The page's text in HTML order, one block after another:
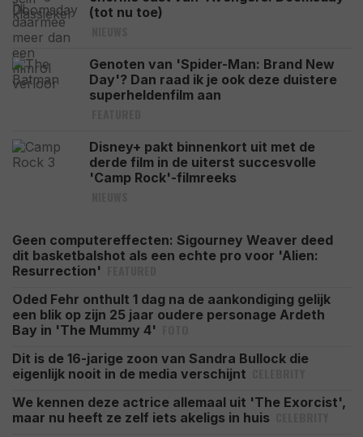
(tot nu toe)
Genoten van 'Spider-Man: Brand New
Day'? Dan raad ik je ook deze duistere
superheldenfilm aan
Disney+ pakt binnenkort uit met de
derde film in de uiterst succesvolle
'Camp Rock'-filmreeks
Geen computereffecten: Sigourney Weaver deed
dit basketbalshot als een echte pro voor 'Alien:
Resurrection'
Oded Fehr onthult 1 dag na de aankondiging gelijk
een blik op zijn 25 jaar oudere personage Ardeth
Bay in 'The Mummy 4'
Dit is de 16-jarige zoon van Sandra Bullock die
eigenlijk nooit in de media verschijnt
We kennen deze actrice allemaal uit 'The Exorcist',
maar nu heeft ze zelf iets akeligs in huis